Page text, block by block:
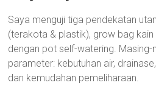
Saya menguji tiga pendekatan
(terakota & plastik), grow bag
dengan pot self-watering. Masing-
parameter: kebutuhan air,
dan kemudahan pemeliharaan.